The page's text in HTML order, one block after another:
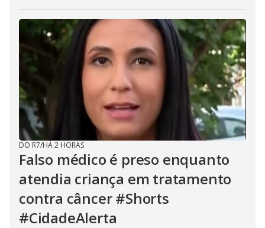
DO R7/HÁ 2 HORAS
Falso médico é preso enquanto
atendia criança em tratamento
contra câncer #Shorts
#CidadeAlerta